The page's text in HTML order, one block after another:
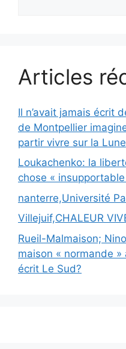
Articles
Il n’avait jamais écrit
de Montpellier
partir vivre sur la Lune
Loukachenko: la
chose « insupportable
nanterre,Université
Villejuif,CHALEUR
Rueil-Malmaison;
maison « normande
écrit Le Sud?